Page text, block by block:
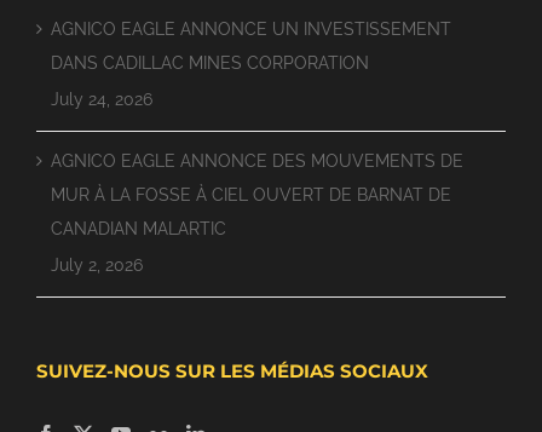
AGNICO EAGLE ANNONCE UN INVESTISSEMENT
DANS CADILLAC MINES CORPORATION
July 24, 2026
AGNICO EAGLE ANNONCE DES MOUVEMENTS DE
MUR À LA FOSSE À CIEL OUVERT DE BARNAT DE
CANADIAN MALARTIC
July 2, 2026
SUIVEZ-NOUS SUR LES MÉDIAS SOCIAUX